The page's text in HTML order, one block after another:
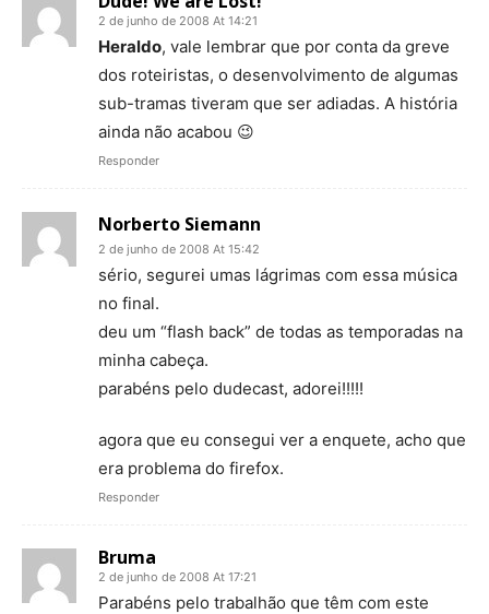
2 de junho de 2008 At 14:21
Heraldo, vale lembrar que por conta da greve
dos roteiristas, o desenvolvimento de algumas
sub-tramas tiveram que ser adiadas. A história
ainda não acabou 😉
Responder
Norberto Siemann
2 de junho de 2008 At 15:42
sério, segurei umas lágrimas com essa música
no final.
deu um “flash back” de todas as temporadas na
minha cabeça.
parabéns pelo dudecast, adorei!!!!!
agora que eu consegui ver a enquete, acho que
era problema do firefox.
Responder
Bruma
2 de junho de 2008 At 17:21
Parabéns pelo trabalhão que têm com este